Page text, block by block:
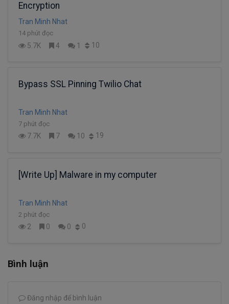
Encryption
Tran Minh Nhat
14 phút đọc
5.7K 4 1 10
Bypass SSL Pinning Twilio Chat
Tran Minh Nhat
7 phút đọc
7.7K 7 10 19
[Write Up] Malware in my computer
Tran Minh Nhat
2 phút đọc
2 0 0 0
Bình luận
Đăng nhập để bình luận